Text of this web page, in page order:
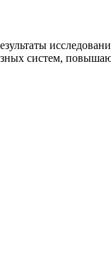
систем,